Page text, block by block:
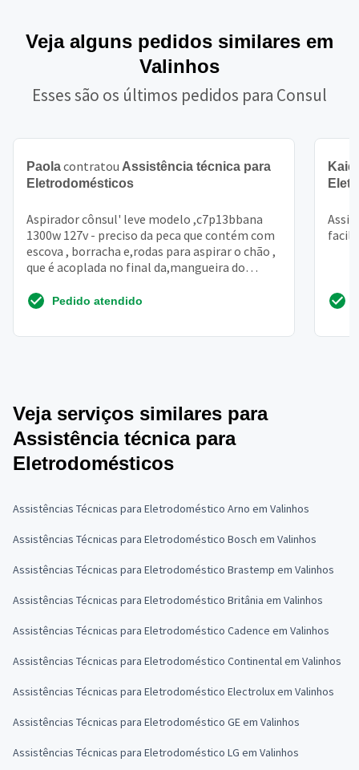
Veja alguns pedidos similares em
Valinhos
Esses são os últimos pedidos para Consul
Paolacontratou Assistência técnica para
Eletrodomésticos
Aspirador cônsul' leve modelo ,c7p13bbana
1300w 127v - preciso da peca que contém com
escova , borracha e,rodas para aspirar o chão ,
que é acoplada no final da,mangueira do
Pedido atendido
Veja serviços similares para
Assistência técnica para
Eletrodomésticos
Assistências Técnicas para Eletrodoméstico Arno em Valinhos
Assistências Técnicas para Eletrodoméstico Bosch em Valinhos
Assistências Técnicas para Eletrodoméstico Brastemp em Valinhos
Assistências Técnicas para Eletrodoméstico Britânia em Valinhos
Assistências Técnicas para Eletrodoméstico Cadence em Valinhos
Assistências Técnicas para Eletrodoméstico Continental em Valinhos
Assistências Técnicas para Eletrodoméstico Electrolux em Valinhos
Assistências Técnicas para Eletrodoméstico GE em Valinhos
Assistências Técnicas para Eletrodoméstico LG em Valinhos